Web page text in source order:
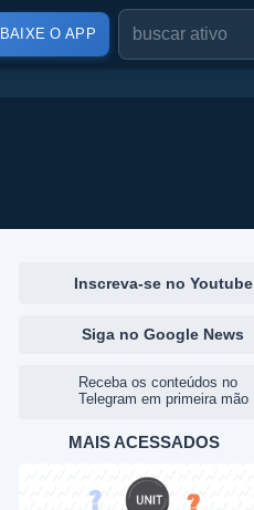
BAIXE O APP
Inscreva-se no Youtube
Siga no Google News
Receba os conteúdos no
Telegram em primeira mão
MAIS ACESSADOS